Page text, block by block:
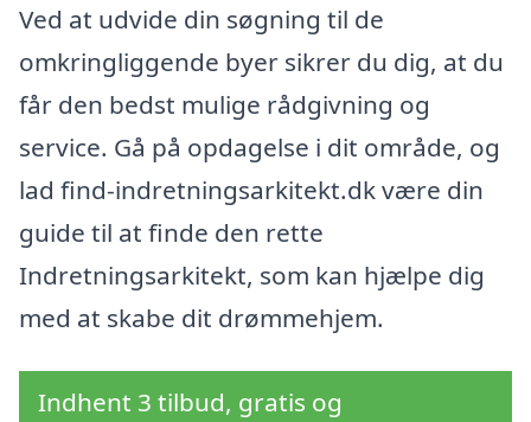
Ved at udvide din søgning til de
omkringliggende byer sikrer du dig, at du
får den bedst mulige rådgivning og
service. Gå på opdagelse i dit område, og
lad find-indretningsarkitekt.dk være din
guide til at finde den rette
Indretningsarkitekt, som kan hjælpe dig
med at skabe dit drømmehjem.
Indhent 3 tilbud, gratis og